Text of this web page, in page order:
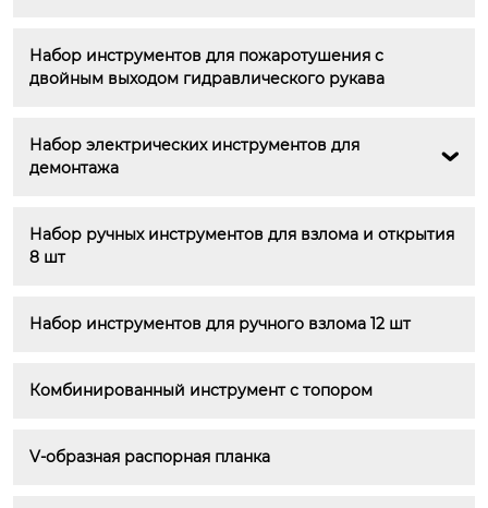
Набор инструментов для пожаротушения с
двойным выходом гидравлического рукава
Набор электрических инструментов для
демонтажа

Набор ручных инструментов для взлома и открытия
8 шт
Набор инструментов для ручного взлома 12 шт
Комбинированный инструмент с топором
V-образная распорная планка